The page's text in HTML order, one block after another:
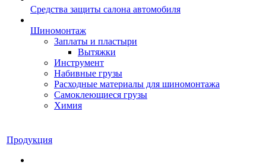
Средства защиты салона автомобиля
Шиномонтаж
Заплаты и пластыри
Вытяжки
Инструмент
Набивные грузы
Расходные материалы для шиномонтажа
Самоклеющиеся грузы
Химия
Продукция